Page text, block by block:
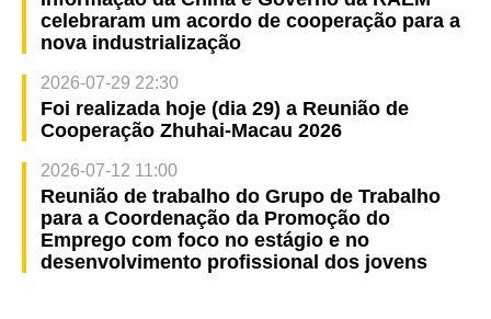
celebraram um acordo de cooperação para a
nova industrialização
2026-07-29 22:30
Foi realizada hoje (dia 29) a Reunião de
Cooperação Zhuhai-Macau 2026
2026-07-12 11:00
Reunião de trabalho do Grupo de Trabalho
para a Coordenação da Promoção do
Emprego com foco no estágio e no
desenvolvimento profissional dos jovens